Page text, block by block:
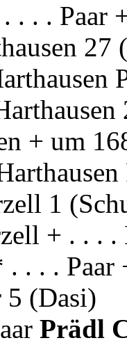
. . . Paar
27
+ um
1
+ . . . .
. . . . Paar
5 (Dasi)
Prädl